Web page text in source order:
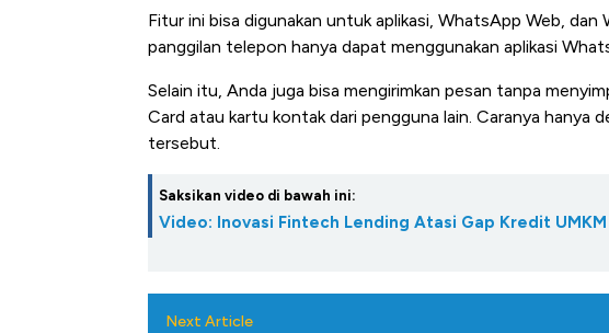
Fitur ini bisa digunakan untuk aplikasi, WhatsApp Web,
panggilan telepon hanya dapat menggunakan aplikasi
Selain itu, Anda juga bisa mengirimkan pesan tanpa
Card atau kartu kontak dari pengguna lain. Caranya hanya
tersebut.
Saksikan video di bawah ini:
Video: Inovasi Fintech Lending Atasi Gap Kredit
Next Article